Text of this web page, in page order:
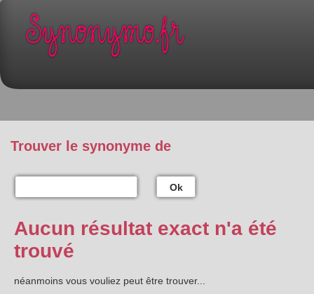
Trouver le synonyme de
Ok
Aucun résultat exact n'a été
trouvé
néanmoins vous vouliez peut être trouver...